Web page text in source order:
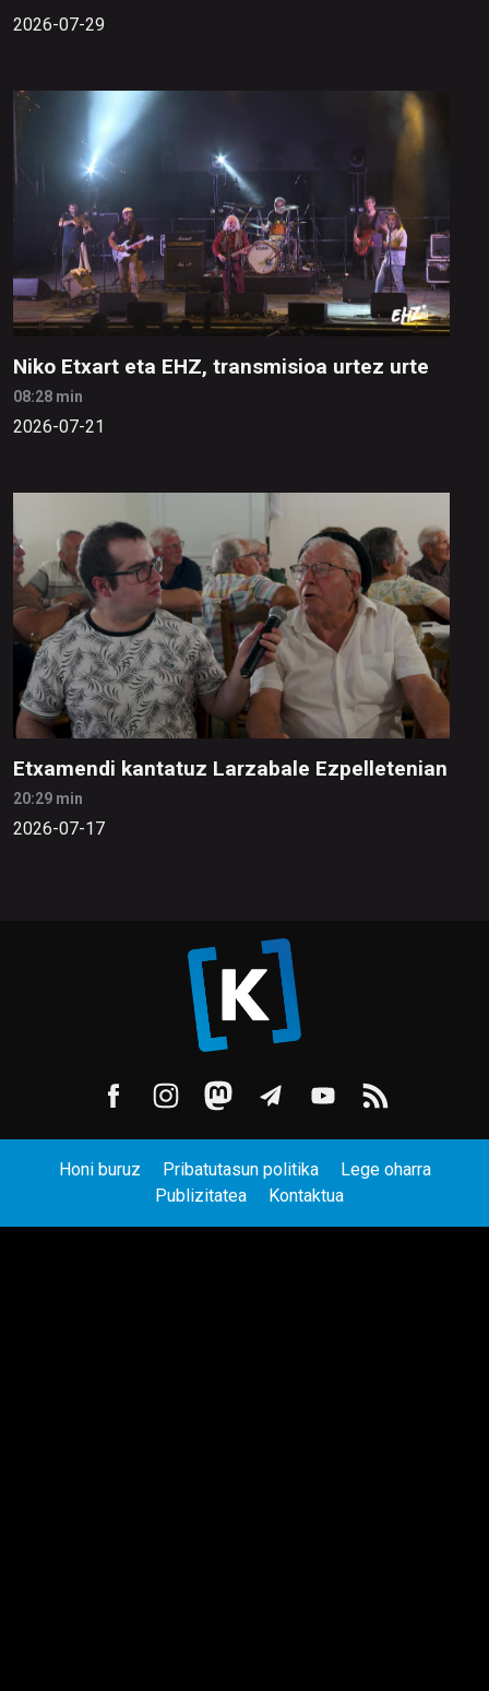
2026-07-29
Niko Etxart eta EHZ, transmisioa urtez urte
08:28 min
2026-07-21
Etxamendi kantatuz Larzabale Ezpelletenian
20:29 min
2026-07-17
Honi buruz Pribatutasun politika
Lege oharra
Publizitatea
Kontaktua